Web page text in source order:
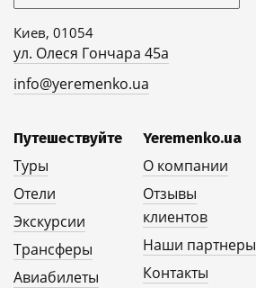
Киев, 01054
ул. Олеся Гончара 45а
info@yeremenko.ua
Путешествуйте
Туры
Отели
Экскурсии
Трансферы
Авиабилеты
Yeremenko.ua
О компании
Отзывы
клиентов
Наши партнеры
Контакты